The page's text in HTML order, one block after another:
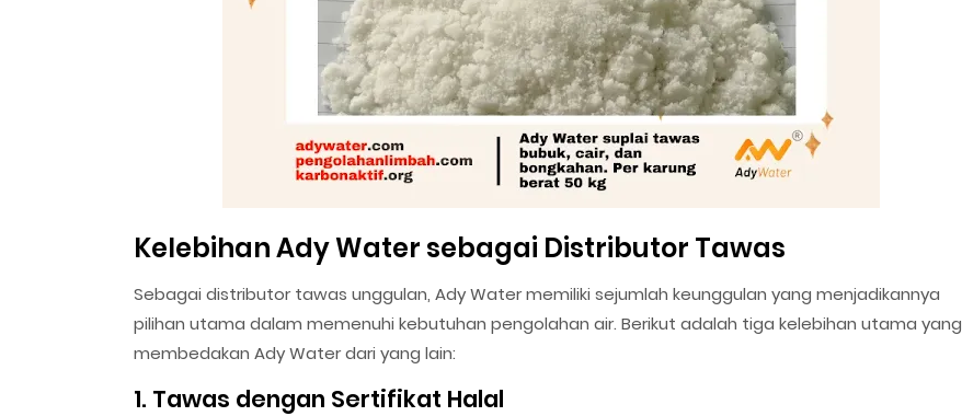
Kelebihan Ady Water sebagai Distributor Tawas
Sebagai distributor tawas unggulan, Ady Water memiliki sejumlah keunggulan yang menjadikannya
pilihan utama dalam memenuhi kebutuhan pengolahan air. Berikut adalah tiga kelebihan utama yang
membedakan Ady Water dari yang lain:
1. Tawas dengan Sertifikat Halal